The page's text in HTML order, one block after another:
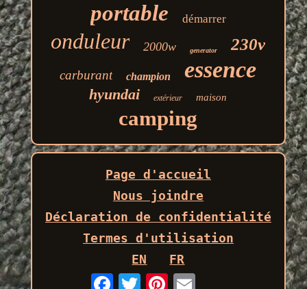
portable démarrer
onduleur 2000w generator 230v
carburant champion essence
hyundai extérieur maison
camping
Page d'accueil
Nous joindre
Déclaration de confidentialité
Termes d'utilisation
EN
FR
Email